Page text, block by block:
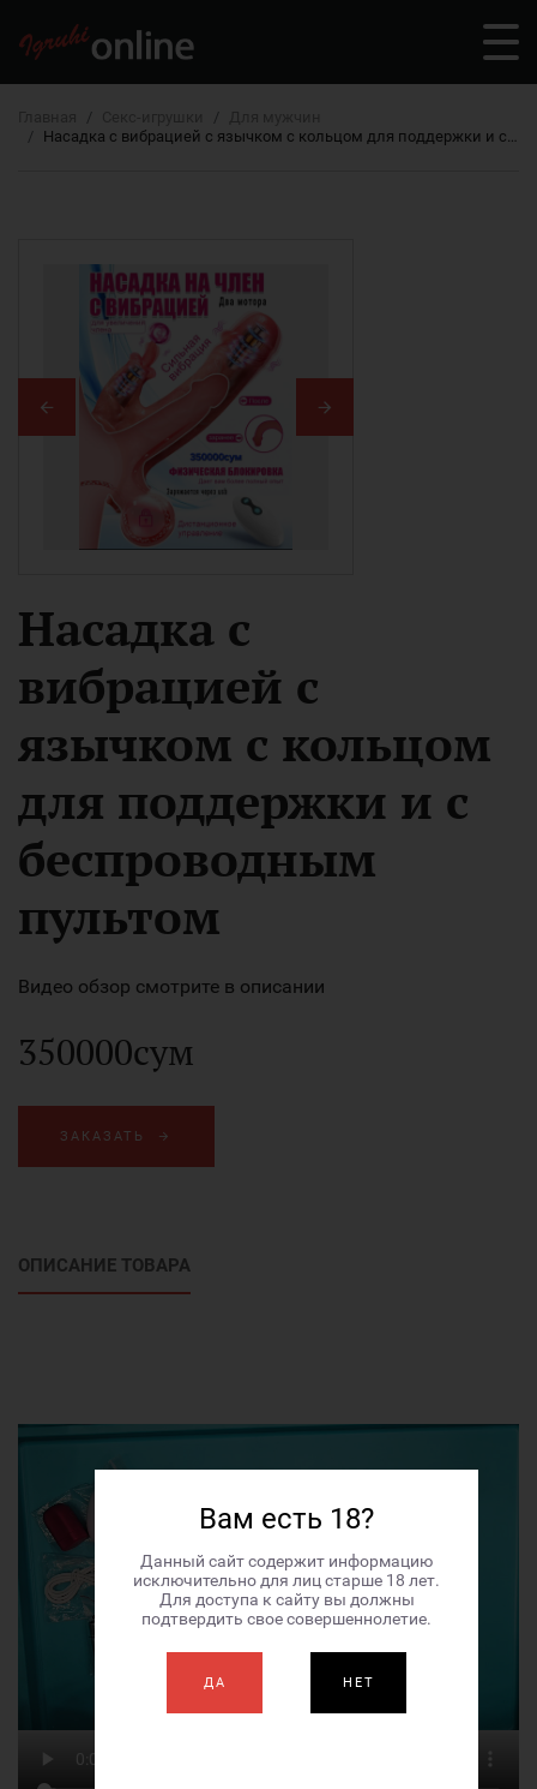
Насадка с вибрацией с язычком с кольцом для поддержки и с беспроводным пультом
Насадка с
вибрацией с
язычком с кольцом
для поддержки и с
беспроводным
пультом
Видео обзор смотрите в описании
350000сум
ЗАКАЗАТЬ
ОПИСАНИЕ ТОВАРА
Вам есть 18?
Данный сайт содержит информацию
исключительно для лиц старше 18 лет.
Для доступа к сайту вы должны
подтвердить свое совершеннолетие.
ДА НЕТ